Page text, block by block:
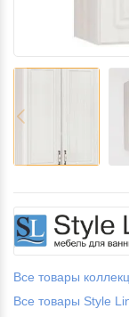
Все товары
Все товары Style